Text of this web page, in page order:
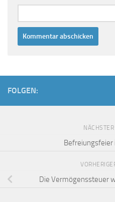
FOLGEN:
Befreiungsfeier
Die Vermögenssteuer